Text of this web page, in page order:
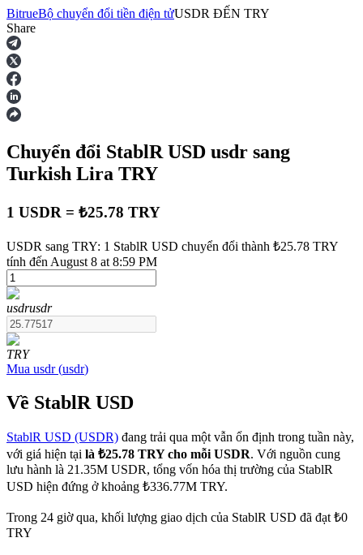
Hợp đồng tương lai
USDT Futures
Futures sử dụng USDT làm tài sản thế chấp
COIN-M Futures
Futures sử dụng token làm tài sản thế chấp
TradFi
BitrueBộ chuyển đổi tiền điện tửUSDR ĐẾN TRY
Share
Chuyển đổi StablR USD usdr sang
Turkish Lira TRY
1 USDR = ₺25.78 TRY
USDR sang TRY: 1 StablR USD chuyển đổi thành ₺25.78 TRY
tính đến August 8 at 8:59 PM
usdrusdr
TRY
Mua usdr(usdr)
Về StablR USD
StablR USD (USDR) đang trải qua một vẫn ổn định trong tuần này,
với giá hiện tại là ₺25.78 TRY cho mỗi USDR. Với nguồn cung
lưu hành là 21.35M USDR, tổng vốn hóa thị trường của StablR
USD hiện đứng ở khoảng ₺336.77M TRY.
Trong 24 giờ qua, khối lượng giao dịch của StablR USD đã đạt ₺0
TRY